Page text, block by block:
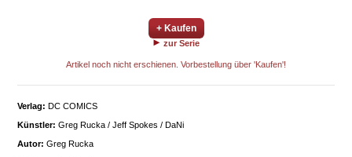
+ Kaufen
zur Serie
Artikel noch nicht erschienen. Vorbestellung über 'Kaufen'!
Verlag: DC COMICS
Künstler: Greg Rucka / Jeff Spokes / DaNi
Autor: Greg Rucka